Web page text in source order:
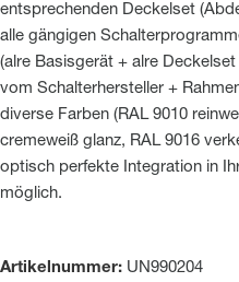
entsprechenden Deckelset
alle gängigen
(alre Basisgerät + alre
vom Schalterhersteller +
diverse Farben (RAL 9010
cremeweiß glanz, RAL 9016
optisch perfekte Integration in
möglich.
Artikelnummer: UN990204